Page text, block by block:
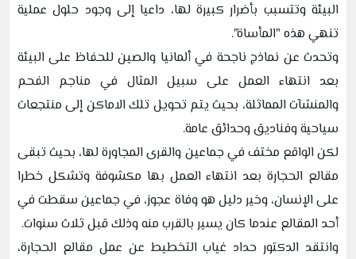
البيئة وتتسبب بأضرار كبيرة لها، داعيا إلى وجود حلول عملية
تنهي هذه "المأساة".
وتحدث عن نماذج ناجحة في ألمانيا والصين للحفاظ على البيئة
بعد انتهاء العمل على سبيل المثال في مناجم الفحم
والمنشآت المماثلة، بحيث يتم تحويل تلك الاماكن إلى منتجعات
سياحية وفناديق وحدائق عامة.
لكن الواقع مختف في جماعين والقرى المجاورة لها، بحيث تبقى
مقالع الحجارة بعد انتهاء العمل بها مكشوفة وتشكل خطرا
على الإنسان، وخير دليل هو وفاة عجوز، في جماعين سقطت في
أحد المقالع عندما كان يسير بالقرب منه وذلك قبل ثلاث سنوات.
وانتقد الدكتور حداد غياب التخطيط عن عمل مقالع الحجارة،